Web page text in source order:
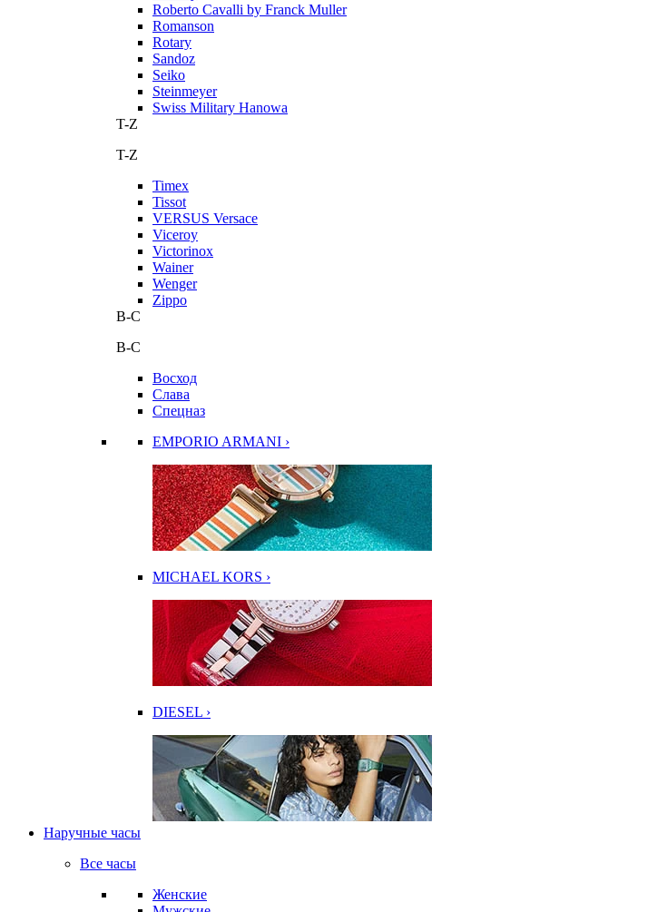
Roberto Cavalli by Franck Muller
Romanson
Rotary
Sandoz
Seiko
Steinmeyer
Swiss Military Hanowa
T-Z
T-Z
Timex
Tissot
VERSUS Versace
Viceroy
Victorinox
Wainer
Wenger
Zippo
В-С
В-С
Восход
Слава
Спецназ
EMPORIO ARMANI ›
MICHAEL KORS ›
DIESEL ›
Наручные часы
Все часы
Женские